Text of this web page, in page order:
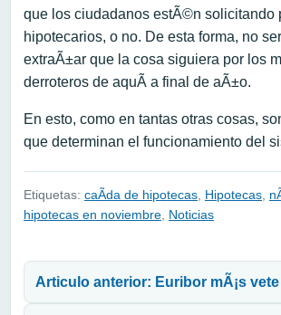
que los ciudadanos estÃ©n solicitando
hipotecarios, o no. De esta forma, no
extraÃ±ar que la cosa siguiera por los
derroteros de aquÃ­ a final de aÃ±o.
En esto, como en tantas otras cosas,
que determinan el funcionamiento del
Etiquetas: caÃ­da de hipotecas Hipotecas
hipotecas en noviembre Noticias
Articulo anterior: Euribor mÃ¡s